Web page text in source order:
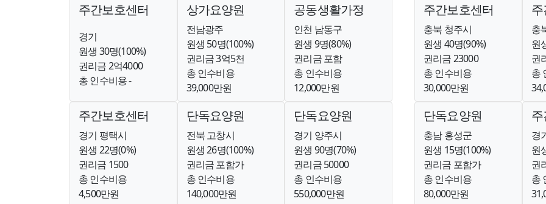
주간보호센터
경기
원생 30명(100%)
권리금 2억4000
총 인수비용 -
상가요양원
전남광주
원생 50명(100%)
권리금 3억5천
총 인수비용
39,000만원
공동생활가정
인천 남동구
원생 9명(80%)
권리금 포함
총 인수비용
12,000만원
주간보호센터
경기 평택시
원생 22명(0%)
권리금 1500
총 인수비용
4,500만원
단독요양원
전북 고창시
원생 26명(100%)
권리금 포함가
총 인수비용
140,000만원
단독요양원
경기 양주시
원생 90명(70%)
권리금 50000
총 인수비용
550,000만원
주간보호센터
충북 청주시
원생 40명(90%)
권리금 23000
총 인수비용
30,000만원
충
원
권
총
단독요양원
충남 홍성군
원생 15명(100%)
권리금 포함가
총 인수비용
80,000만원
경
원
권
총